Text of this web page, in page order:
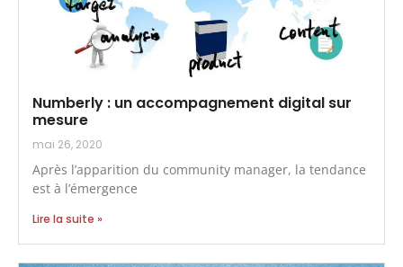
Numberly : un accompagnement digital sur
mesure
mai 26, 2020
Après l’apparition du community manager, la tendance
est à l’émergence
Lire la suite »